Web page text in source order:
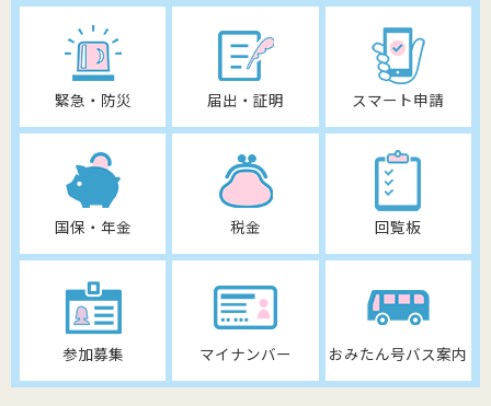
緊急・防災 届出・証明 スマート申請
国保・年金 税金 回覧板
参加募集 マイナンバー おみたん号バス案内